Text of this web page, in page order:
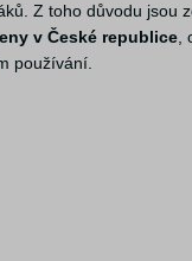
Z toho důvodu jsou
v České republice
používání.